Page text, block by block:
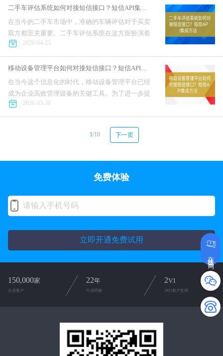
亿无线短信接口集成到您的...
二手车评估系统如何对接短信接口？短信API集成方法
在当今的二手车市场中，准确的车辆评估对于买卖
双方都至关重要。二手车评估系统在这方面扮演着
不可或缺的角色。然而，为了在用户体验上更进一
步，许多系统开发者选择接入短信接口，以便在重
要节点上及时通知用户。互...
2026-04-25
移动设备管理平台如何对接短信接口？短信API集成方法
在当今这个信息化的时代，移动设备管理平台已经
成为企业高效管理设备的关键工具。为了进一步提
升其功能，短信接口的接入显得尤为重要。本文将
为开发者详细介绍如何接入互亿无线短信接口，帮
2026-03-30
1/10 下一页
在线咨询
免费体验
立即开通免费试用
150,000家
企业客户
22年
行业经验
2V1
2对1客户支持